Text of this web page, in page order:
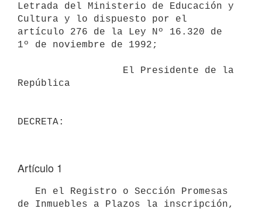
Letrada del Ministerio de Educación y
Cultura y lo dispuesto por el
artículo 276 de la Ley Nº 16.320 de
1º de noviembre de 1992;
República
Artículo 1
de Inmuebles a Plazos la inscripción,